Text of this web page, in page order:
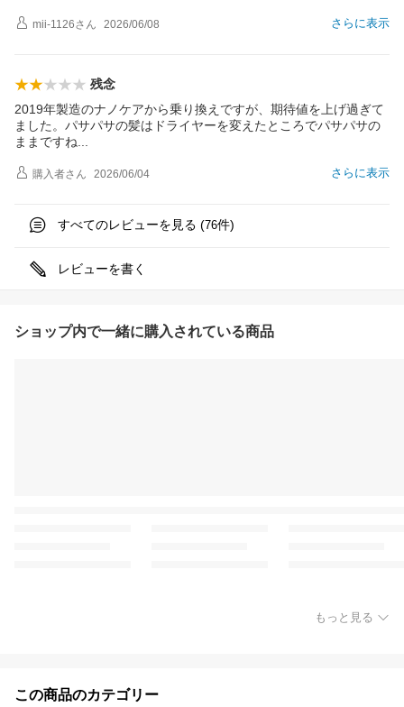
さらに表示
mii-1126さん 2026/06/08
残念
2019年製造のナノケアから乗り換えですが、期待値を上げ過ぎて
ました。パサパサの髪はドライヤーを変えたところでパサパサの
ままですね
さらに表示
購入者さん 2026/06/04
すべてのレビューを見る (76件)
レビューを書く
ショップ内で一緒に購入されている商品
もっと見る
この商品のカテゴリー